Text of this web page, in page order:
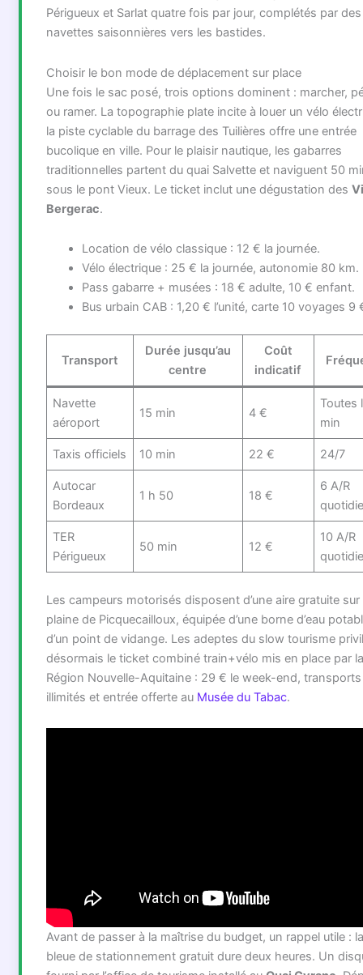
Périgueux et Sarlat quatre fois par jour, complétés par des
navettes saisonnières vers les bastides.
Choisir le bon mode de déplacement sur place
Une fois le sac posé, trois options dominent : marcher,
ou ramer. La topographie plate incite à louer un vélo
la piste cyclable du barrage des Tuilières offre une entrée
bucolique en ville. Pour le plaisir nautique, les gabarres
traditionnelles partent du quai Salvette et naviguent 50
sous le pont Vieux. Le ticket inclut une dégustation des
Bergerac.
Location de vélo classique : 12 € la journée.
Vélo électrique : 25 € la journée, autonomie 80 km.
Pass gabarre + musées : 18 € adulte, 10 € enfant.
Bus urbain CAB : 1,20 € l’unité, carte 10 voyages 9
Transport
Durée jusqu’au
centre
Coût
indicatif
Navette
aéroport
15 min 4 €
Toutes
min
Taxis officiels 10 min 22 € 24/7
Autocar
Bordeaux
1 h 50 18 €
6 A/R
TER
Périgueux
50 min 12 €
10 A/R
Les campeurs motorisés disposent d’une aire gratuite sur
plaine de Picquecailloux, équipée d’une borne d’eau
d’un point de vidange. Les adeptes du slow tourisme
désormais le ticket combiné train+vélo mis en place par la
Région Nouvelle-Aquitaine : 29 € le week-end, transports
illimités et entrée offerte au Musée du Tabac.
Avant de passer à la maîtrise du budget, un rappel utile :
bleue de stationnement gratuit dure deux heures. Un